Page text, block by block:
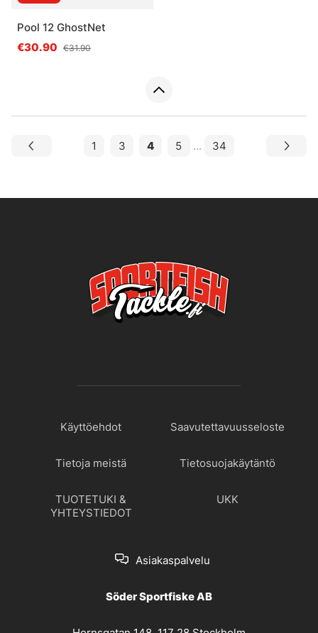
Pool 12 GhostNet
€30.90 €31.90
1 3 4 5 ... 34
Käyttöehdot Saavutettavuusseloste
Tietoja meistä Tietosuojakäytäntö
TUOTETUKI &
YHTEYSTIEDOT
UKK
Asiakaspalvelu
Söder Sportfiske AB